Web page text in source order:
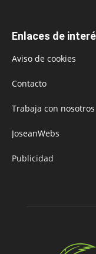
Enlaces de
Aviso de cookies
Contacto
Trabaja con nosotros
JoseanWebs
Publicidad